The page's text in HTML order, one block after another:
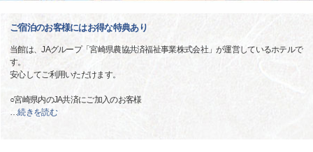
ご宿泊のお客様にはお得な特典あり
当館は、JAグループ「宮崎県農協共済福祉事業株式会社」が運営しているホテルで
す。
安心してご利用いただけます。
○宮崎県内のJA共済にご加入のお客様
…続きを読む